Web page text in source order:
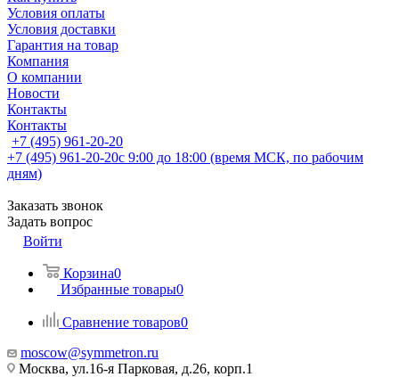
Условия оплаты
Условия доставки
Гарантия на товар
Компания
О компании
Новости
Контакты
Контакты
+7 (495) 961-20-20
+7 (495) 961-20-20с 9:00 до 18:00 (время МСК, по рабочим
дням)
Заказать звонок
Задать вопрос
Войти
Корзина0
Избранные товары0
Сравнение товаров0
moscow@symmetron.ru
Москва, ул.16-я Парковая, д.26, корп.1